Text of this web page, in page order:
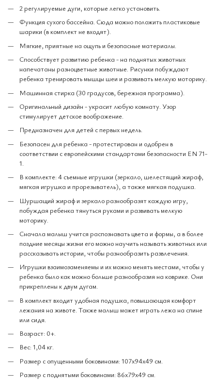
2 регулируемые дуги, которые легко установить.
Функция сухого бассейна. Сюда можно положить пластиковые
шарики (в комплект не входят).
Мягкие, приятные на ощупь и безопасные материалы.
Способствует развитию ребенка - на поднятых животных
напечатаны разноцветные животные. Рисунки побуждают
ребенка тренировать мышцы шеи и развивать мелкую моторику.
Машинная стирка (30 градусов, бережная программа).
Оригинальный дизайн - украсит любую комнату. Узор
стимулирует детское воображение.
Предназначен для детей с первых недель.
Безопасен для ребенка - протестирован и одобрен в
соответствии с европейскими стандартами безопасности EN 71-
1.
В комплекте: 4 съемные игрушки (зеркало, шелестящий жираф,
мягкая игрушка и прорезыватель), а также мягкая подушка.
Шуршащий жираф и зеркало разнообразят каждую игру,
побуждая ребенка тянуться руками и развивать мелкую
моторику.
Сначала малыш учится распознавать цвета и формы, а в более
поздние месяцы жизни его можно научить называть животных или
рассказывать истории, чтобы разнообразить развлечения.
Игрушки взаимозаменяемы и их можно менять местами, чтобы у
ребенка было как можно больше разнообразия на коврике. Они
прикреплены к двум дугам.
В комплект входит удобная подушка, повышающая комфорт
лежания на животе. Также малыш может играть лежа на спине
или сидя.
Возраст: 0+.
Вес: 1,04 кг.
Размер с опущенными боковинами: 107х94х49 см.
Размер с поднятыми боковинами: 86x79x49 см.